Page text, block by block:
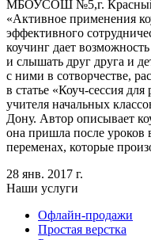
28 янв. 2017 г.
Наши услуги
Офлайн-продажи
Простая верстка